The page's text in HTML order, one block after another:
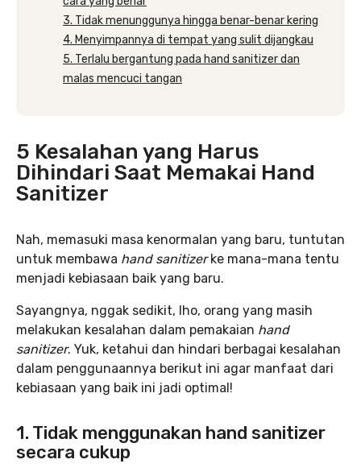
3. Tidak menunggunya hingga benar-benar kering
4. Menyimpannya di tempat yang sulit dijangkau
5. Terlalu bergantung pada hand sanitizer dan
malas mencuci tangan
5 Kesalahan yang Harus
Dihindari Saat Memakai Hand
Sanitizer
Nah, memasuki masa kenormalan yang baru, tuntutan
untuk membawa hand sanitizerke mana-mana tentu
menjadi kebiasaan baik yang baru.
Sayangnya, nggak sedikit, lho, orang yang masih
melakukan kesalahan dalam pemakaian hand
sanitizer. Yuk, ketahui dan hindari berbagai kesalahan
dalam penggunaannya berikut ini agar manfaat dari
kebiasaan yang baik ini jadi optimal!
1. Tidak menggunakan hand sanitizer
secara cukup